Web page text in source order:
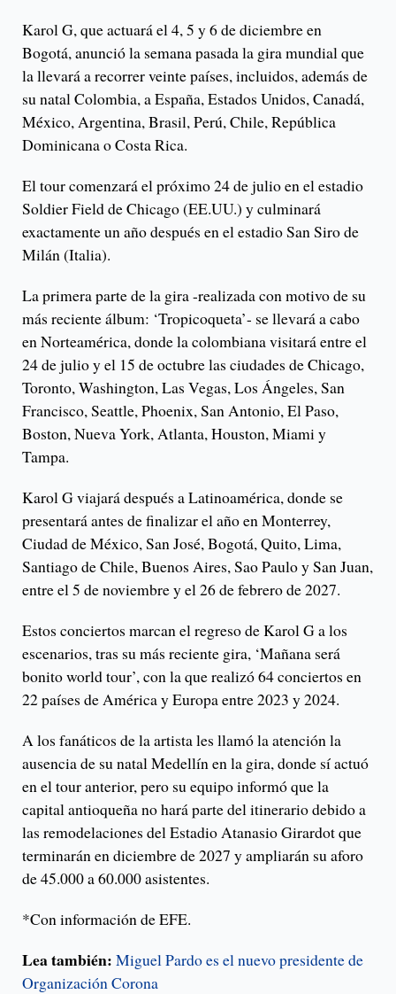
Karol G, que actuará el 4, 5 y 6 de diciembre en
Bogotá, anunció la semana pasada la gira mundial que
la llevará a recorrer veinte países, incluidos, además de
su natal Colombia, a España, Estados Unidos, Canadá,
México, Argentina, Brasil, Perú, Chile, República
Dominicana o Costa Rica.
El tour comenzará el próximo 24 de julio en el estadio
Soldier Field de Chicago (EE.UU.) y culminará
exactamente un año después en el estadio San Siro de
Milán (Italia).
La primera parte de la gira -realizada con motivo de su
más reciente álbum: ‘Tropicoqueta’- se llevará a cabo
en Norteamérica, donde la colombiana visitará entre el
24 de julio y el 15 de octubre las ciudades de Chicago,
Toronto, Washington, Las Vegas, Los Ángeles, San
Francisco, Seattle, Phoenix, San Antonio, El Paso,
Boston, Nueva York, Atlanta, Houston, Miami y
Tampa.
Karol G viajará después a Latinoamérica, donde se
presentará antes de finalizar el año en Monterrey,
Ciudad de México, San José, Bogotá, Quito, Lima,
Santiago de Chile, Buenos Aires, Sao Paulo y San Juan,
entre el 5 de noviembre y el 26 de febrero de 2027.
Estos conciertos marcan el regreso de Karol G a los
escenarios, tras su más reciente gira, ‘Mañana será
bonito world tour’, con la que realizó 64 conciertos en
22 países de América y Europa entre 2023 y 2024.
A los fanáticos de la artista les llamó la atención la
ausencia de su natal Medellín en la gira, donde sí actuó
en el tour anterior, pero su equipo informó que la
capital antioqueña no hará parte del itinerario debido a
las remodelaciones del Estadio Atanasio Girardot que
terminarán en diciembre de 2027 y ampliarán su aforo
de 45.000 a 60.000 asistentes.
*Con información de EFE.
Lea también: Miguel Pardo es el nuevo presidente de
Organización Corona